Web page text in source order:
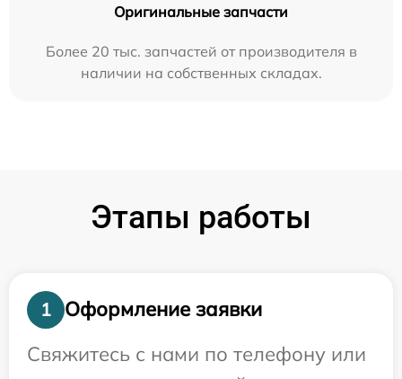
Оригинальные запчасти
Более 20 тыс. запчастей от производителя в
наличии на собственных складах.
Этапы работы
1
Оформление заявки
Свяжитесь с нами по телефону или